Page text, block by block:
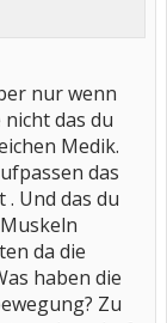
nur wenn
das du
Medik.
das
Und das du
da die
haben die
Zu